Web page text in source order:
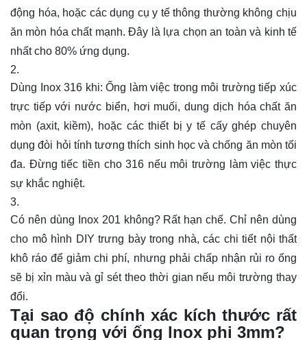
động hóa, hoặc các dụng cụ y tế thông thường không chịu
ăn mòn hóa chất mạnh. Đây là lựa chọn an toàn và kinh tế
nhất cho 80% ứng dụng.
Dùng Inox 316 khi: Ống làm việc trong môi trường tiếp xúc
trực tiếp với nước biển, hơi muối, dung dịch hóa chất ăn
mòn (axit, kiềm), hoặc các thiết bị y tế cấy ghép chuyên
dụng đòi hỏi tính tương thích sinh học và chống ăn mòn tối
đa. Đừng tiếc tiền cho 316 nếu môi trường làm việc thực
sự khắc nghiệt.
Có nên dùng Inox 201 không? Rất hạn chế. Chỉ nên dùng
cho mô hình DIY trưng bày trong nhà, các chi tiết nội thất
khô ráo để giảm chi phí, nhưng phải chấp nhận rủi ro ống
sẽ bị xỉn màu và gỉ sét theo thời gian nếu môi trường thay
đổi.
Tại sao độ chính xác kích thước rất
quan trọng với ống lnox phi 3mm?